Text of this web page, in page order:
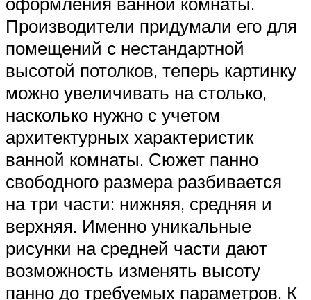
Производители придумали его для
помещений с нестандартной
высотой потолков, теперь картинку
можно увеличивать на столько,
насколько нужно с учетом
архитектурных характеристик
ванной комнаты. Сюжет панно
свободного размера разбивается
на три части: нижняя, средняя и
верхняя. Именно уникальные
рисунки на средней части дают
возможность изменять высоту
панно до требуемых параметров. К